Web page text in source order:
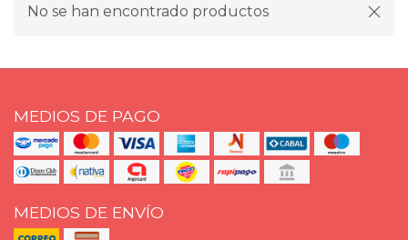
No se han encontrado productos
MEDIOS DE PAGO
MEDIOS DE ENVÍO